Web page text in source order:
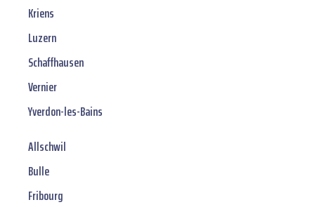
Kriens
Luzern
Schaffhausen
Vernier
Yverdon-les-Bains
Allschwil
Bulle
Fribourg